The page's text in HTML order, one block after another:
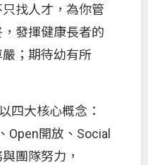
找人才，為你管
發揮健康長者的
；期待幼有所
四大核心概念：
Open開放、Social
團隊努力，